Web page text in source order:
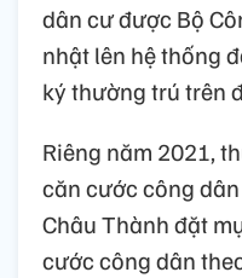
dân cư được Bộ
nhật lên hệ thống
ký thường trú trên
Riêng năm 2021,
căn cước công
Châu Thành đặt
cước công dân